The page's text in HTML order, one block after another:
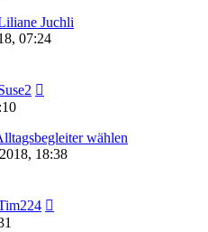
Juchli
07:24
wählen
18:38